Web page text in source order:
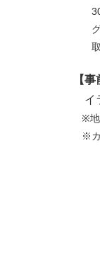
30枚
グル
取り
【事
イラ
※地域
※カー